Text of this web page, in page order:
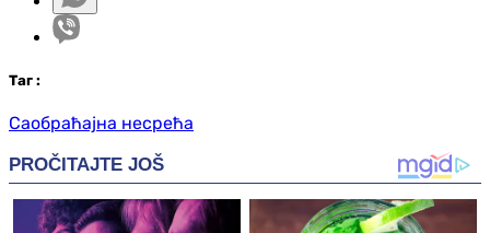
Таг :
Саобраћајна несрећа